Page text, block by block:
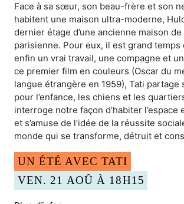
Face à sa sœur, son beau-frère et son
habitent une maison ultra-moderne,
dernier étage d’une ancienne maison
parisienne. Pour eux, il est grand
enfin un vrai travail, une compagne et
ce premier film en couleurs (Oscar du
langue étrangère en 1959), Tati partage
pour l’enfance, les chiens et les
interroge notre façon d’habiter l’espace
et s’amuse de l’idée de la réussite
monde qui se transforme, détruit et
UN ÉTÉ AVEC TATI
VEN. 21 AOÛ À 18H15